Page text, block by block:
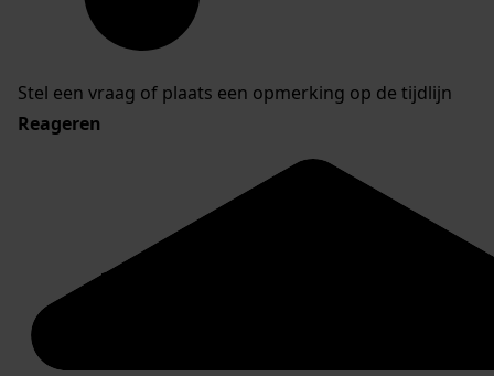
Stel een vraag of plaats een opmerking op de tijdlijn
Reageren